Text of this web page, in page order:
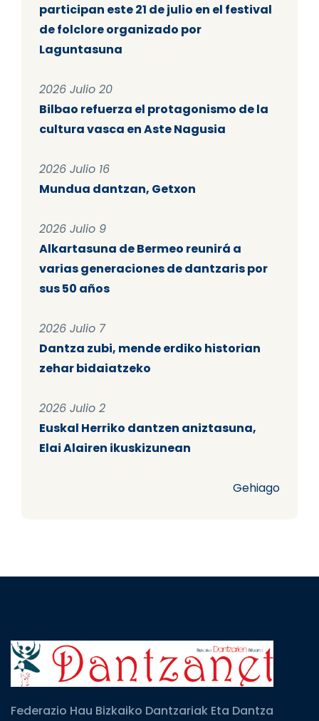
participan este 21 de julio en el festival
de folclore organizado por
Laguntasuna
2026 Julio 20
Bilbao refuerza el protagonismo de la
cultura vasca en Aste Nagusia
2026 Julio 16
Mundua dantzan, Getxon
2026 Julio 9
Alkartasuna de Bermeo reunirá a
varias generaciones de dantzaris por
sus 50 años
2026 Julio 7
Dantza zubi, mende erdiko historian
zehar bidaiatzeko
2026 Julio 2
Euskal Herriko dantzen aniztasuna,
Elai Alairen ikuskizunean
Gehiago
Federazio Hau Bizkaiko Dantzariak Eta Dantza